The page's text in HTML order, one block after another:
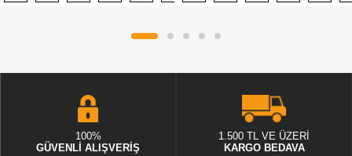
100%
GÜVENLİ ALIŞVERİŞ
1.500 TL VE ÜZERİ
KARGO BEDAVA